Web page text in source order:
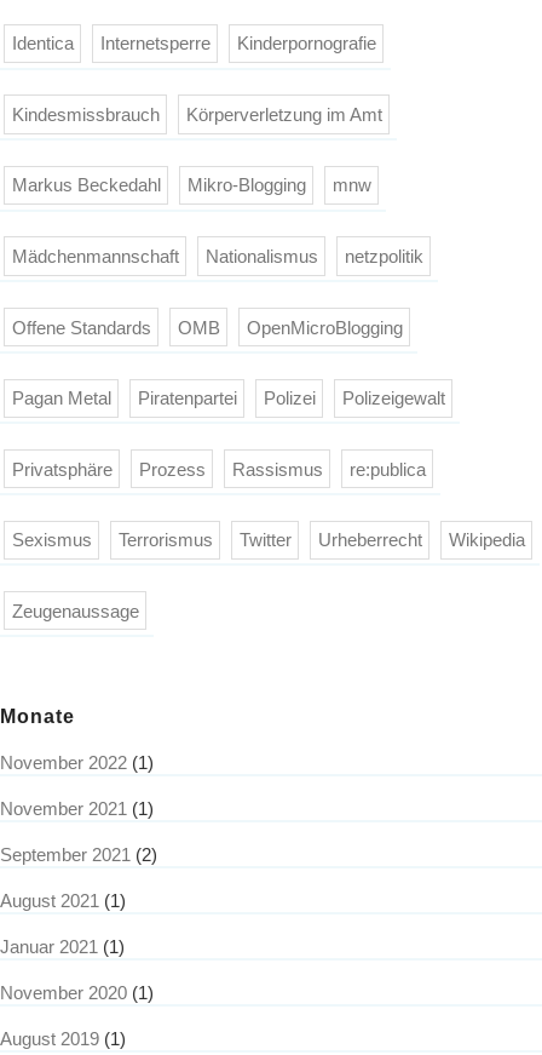
Identica Internetsperre Kinderpornografie
Kindesmissbrauch Körperverletzung im Amt
Markus Beckedahl Mikro-Blogging mnw
Mädchenmannschaft Nationalismus netzpolitik
Offene Standards OMB OpenMicroBlogging
Pagan Metal Piratenpartei Polizei Polizeigewalt
Privatsphäre Prozess Rassismus re:publica
Sexismus Terrorismus Twitter Urheberrecht Wikipedia
Zeugenaussage
Monate
November 2022 (1)
November 2021 (1)
September 2021 (2)
August 2021 (1)
Januar 2021 (1)
November 2020 (1)
August 2019 (1)